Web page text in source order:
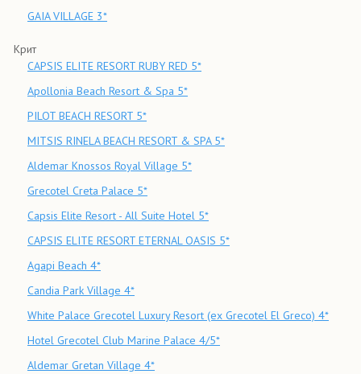
GAIA VILLAGE 3*
Крит
CAPSIS ELITE RESORT RUBY RED 5*
Apollonia Beach Resort & Spa 5*
PILOT BEACH RESORT 5*
MITSIS RINELA BEACH RESORT & SPA 5*
Aldemar Knossos Royal Village 5*
Grecotel Creta Palace 5*
Capsis Elite Resort - All Suite Hotel 5*
CAPSIS ELITE RESORT ETERNAL OASIS 5*
Agapi Beach 4*
Candia Park Village 4*
White Palace Grecotel Luxury Resort (ex Grecotel El Greco) 4*
Hotel Grecotel Club Marine Palace 4/5*
Aldemar Gretan Village 4*